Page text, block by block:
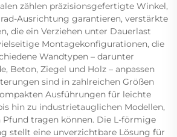
zählen präzisionsgefertigte Winkel,
Ausrichtung garantieren, verstärkte
die ein Verziehen unter Dauerlast
Montagekonfigurationen, die
Wandtypen – darunter
Beton, Ziegel und Holz – anpassen
sind in zahlreichen Größen
Ausführungen für leichte
hin zu industrietauglichen Modellen,
tragen können. Die L-förmige
stellt eine unverzichtbare Lösung für